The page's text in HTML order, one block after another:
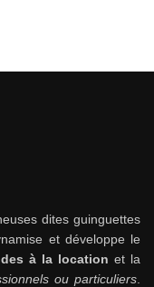
dites guinguettes
et développe le
à la location et la
ou particuliers